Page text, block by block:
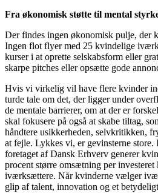
Fra økonomisk støtte til mental
Der findes ingen økonomisk pulje, der
Ingen flot flyer med 25 kvindelige
kurser i at oprette selskabsform eller
skarpe pitches eller opsætte gode
Hvis vi virkelig vil have flere kvinder
turde tale om det, der ligger under
de mentale barrierer, om at der er
skal fokusere på også at skabe tiltag,
håndtere usikkerheden, selvkritikken,
at fejle. Lykkes vi, er gevinsterne store.
foretaget af Dansk Erhverv generer
procent større omsætning per investeret
iværksættere. Når kvinderne vælger
glip af talent, innovation og et